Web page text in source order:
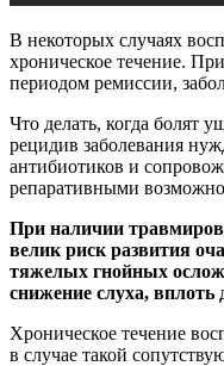
В некоторых случаях
хроническое течение.
периодом ремиссии,
Что делать, когда болят
рецидив заболевания
антибиотиков и
репаративными
При наличии
велик риск развития
тяжелых гнойных
снижение слуха, вплоть
Хроническое течение
в случае такой